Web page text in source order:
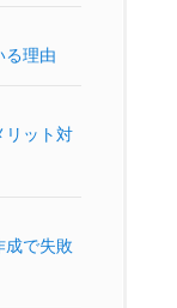
る理由
リット対
成で失敗